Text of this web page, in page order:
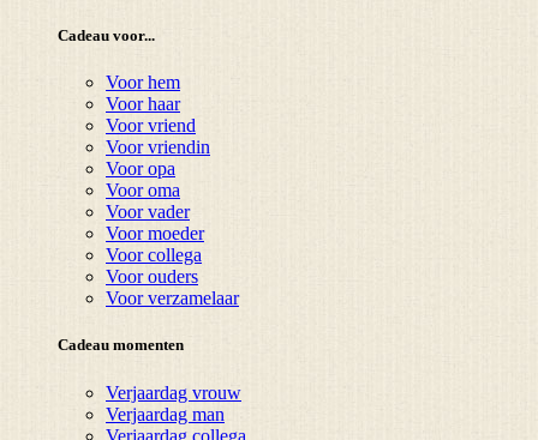
Cadeau voor...
Voor hem
Voor haar
Voor vriend
Voor vriendin
Voor opa
Voor oma
Voor vader
Voor moeder
Voor collega
Voor ouders
Voor verzamelaar
Cadeau momenten
Verjaardag vrouw
Verjaardag man
Verjaardag collega